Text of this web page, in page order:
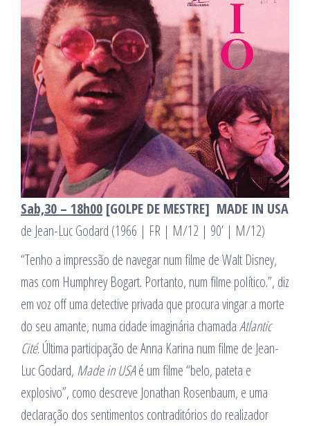
Sab,30 – 18h00 [GOLPE DE MESTRE] MADE IN USA
de Jean-Luc Godard (1966 | FR | M/12 | 90’ | M/12)
“Tenho a impressão de navegar num filme de Walt Disney,
mas com Humphrey Bogart. Portanto, num filme político.”, diz
em voz off uma detective privada que procura vingar a morte
do seu amante, numa cidade imaginária chamadaAtlantic
Cité. Última participação de Anna Karina num filme de Jean-
Luc Godard, Made in USAé um filme “belo, pateta e
explosivo”, como descreve Jonathan Rosenbaum, e uma
declaração dos sentimentos contraditórios do realizador